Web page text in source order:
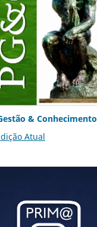
& Conhecimento
Atual